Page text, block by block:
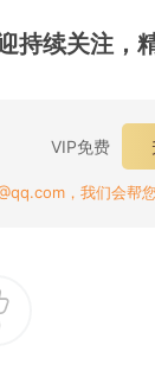
持续关注，
VIP免费
，我们会帮